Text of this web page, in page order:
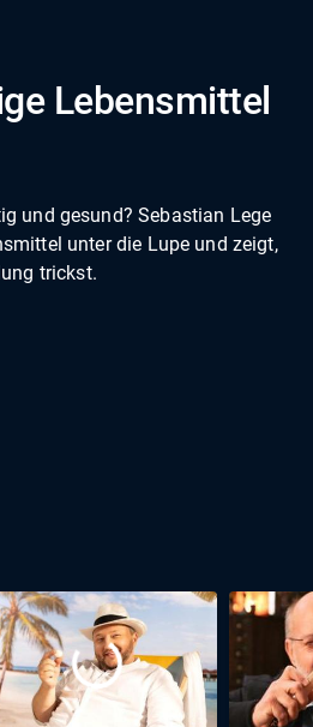
Lebensmittel
und gesund? Sebastian Lege
unter die Lupe und zeigt,
trickst.